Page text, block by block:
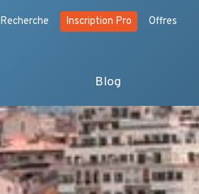
Recherche Inscription Pro Offres
Blog